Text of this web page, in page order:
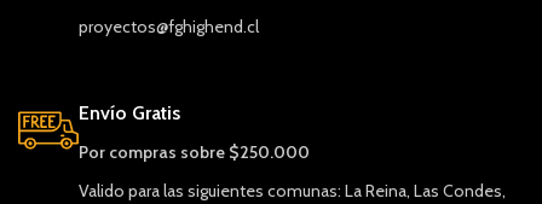
proyectos@fghighend.cl
Envío Gratis
Por compras sobre $250.000
Valido para las siguientes comunas: La Reina, Las Condes,